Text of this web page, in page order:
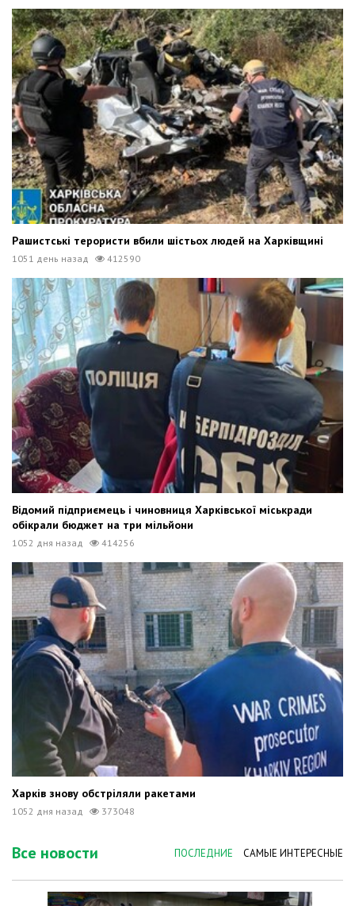
Рашистські терористи вбили шістьох людей на Харківщині
1051 день назад 412590
Відомий підприємець і чиновниця Харківської міськради
обікрали бюджет на три мільйони
1052 дня назад 414256
Харків знову обстріляли ракетами
1052 дня назад 373048
Все новости ПОСЛЕДНИЕ САМЫЕ ИНТЕРЕСНЫЕ